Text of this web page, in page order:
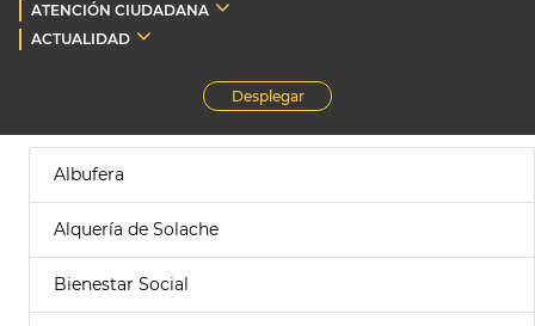
ATENCIÓN CIUDADANA
ACTUALIDAD
Desplegar
Albufera
Alquería de Solache
Bienestar Social